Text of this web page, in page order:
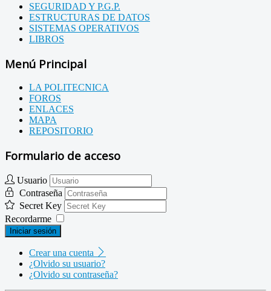
SEGURIDAD Y P.G.P.
ESTRUCTURAS DE DATOS
SISTEMAS OPERATIVOS
LIBROS
Menú Principal
LA POLITECNICA
FOROS
ENLACES
MAPA
REPOSITORIO
Formulario de acceso
Usuario
Contraseña
Secret Key
Recordarme
Iniciar sesión
Crear una cuenta
¿Olvido su usuario?
¿Olvido su contraseña?